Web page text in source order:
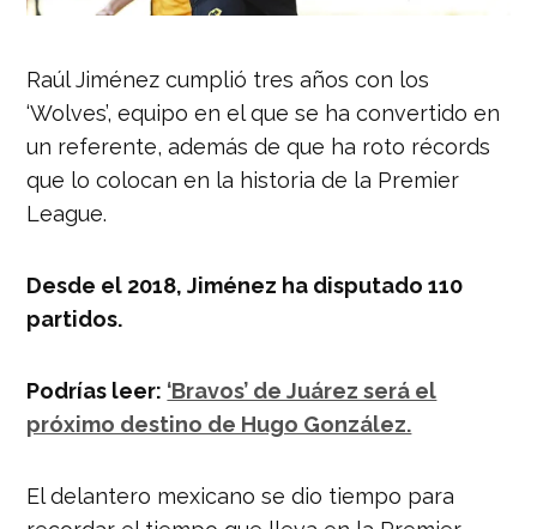
Raúl Jiménez cumplió tres años con los
‘Wolves’, equipo en el que se ha convertido en
un referente, además de que ha roto récords
que lo colocan en la historia de la Premier
League.
Desde el 2018, Jiménez ha disputado 110
partidos.
Podrías leer: ‘Bravos’ de Juárez será el
próximo destino de Hugo González.
El delantero mexicano se dio tiempo para